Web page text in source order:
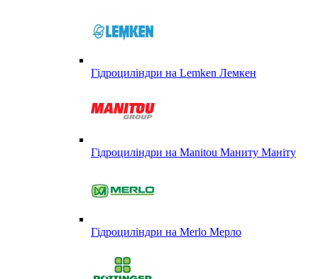
Гідроциліндри на Lemken Лемкен
Гідроциліндри на Manitou Маниту Маніту
Гідроциліндри на Merlo Мерло